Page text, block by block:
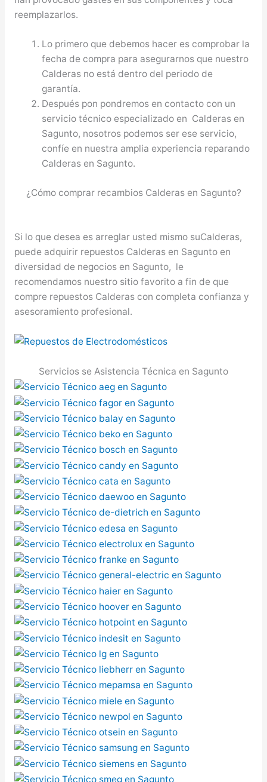
reemplazarlos.
Lo primero que debemos hacer es comprobar la
fecha de compra para asegurarnos que nuestro
Calderas no está dentro del periodo de
garantía.
Después pon pondremos en contacto con un
servicio técnico especializado en Calderas en
Sagunto, nosotros podemos ser ese servicio,
confíe en nuestra amplia experiencia reparando
Calderas en Sagunto.
¿Cómo comprar recambios Calderas en Sagunto?
Si lo que desea es arreglar usted mismo suCalderas,
puede adquirir repuestos Calderas en Sagunto en
diversidad de negocios en Sagunto, le
recomendamos nuestro sitio favorito a fin de que
compre repuestos Calderas con completa confianza y
asesoramiento profesional.
Servicios se Asistencia Técnica en Sagunto